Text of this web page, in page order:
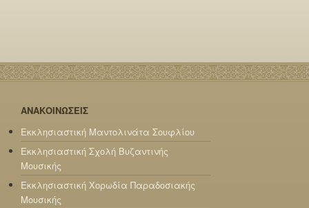
ΑΝΑΚΟΙΝΩΣΕΙΣ
Εκκλησιαστική Μαντολινάτα Σουφλίου
Εκκλησιαστική Σχολή Βυζαντινής
Μουσικής
Εκκλησιαστική Χορωδία Παραδοσιακής
Μουσικής